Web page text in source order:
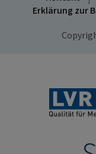
Erklärung zur